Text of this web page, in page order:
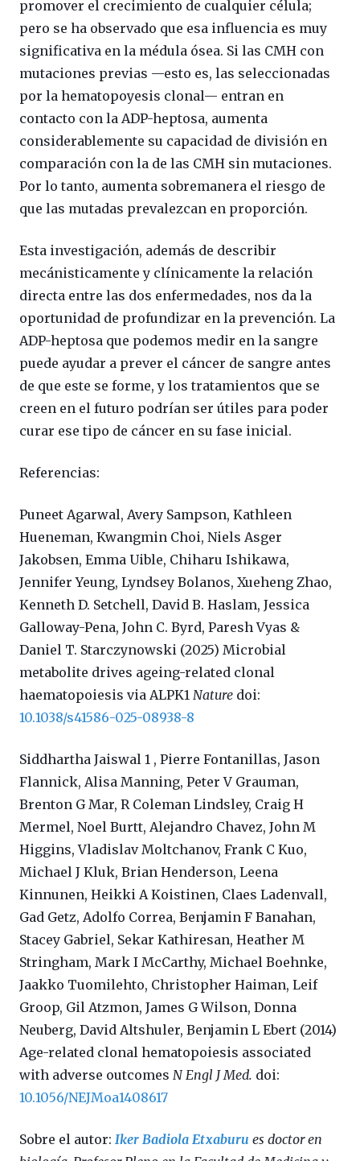
promover el crecimiento de cualquier célula;
pero se ha observado que esa influencia es muy
significativa en la médula ósea. Si las CMH con
mutaciones previas —esto es, las seleccionadas
por la hematopoyesis clonal— entran en
contacto con la ADP-heptosa, aumenta
considerablemente su capacidad de división en
comparación con la de las CMH sin mutaciones.
Por lo tanto, aumenta sobremanera el riesgo de
que las mutadas prevalezcan en proporción.
Esta investigación, además de describir
mecánisticamente y clínicamente la relación
directa entre las dos enfermedades, nos da la
oportunidad de profundizar en la prevención. La
ADP-heptosa que podemos medir en la sangre
puede ayudar a prever el cáncer de sangre antes
de que este se forme, y los tratamientos que se
creen en el futuro podrían ser útiles para poder
curar ese tipo de cáncer en su fase inicial.
Referencias:
Puneet Agarwal, Avery Sampson, Kathleen
Hueneman, Kwangmin Choi, Niels Asger
Jakobsen, Emma Uible, Chiharu Ishikawa,
Jennifer Yeung, Lyndsey Bolanos, Xueheng Zhao,
Kenneth D. Setchell, David B. Haslam, Jessica
Galloway-Pena, John C. Byrd, Paresh Vyas &
Daniel T. Starczynowski (2025) Microbial
metabolite drives ageing-related clonal
haematopoiesis via ALPK1 Nature doi:
10.1038/s41586-025-08938-8
Siddhartha Jaiswal 1 , Pierre Fontanillas, Jason
Flannick, Alisa Manning, Peter V Grauman,
Brenton G Mar, R Coleman Lindsley, Craig H
Mermel, Noel Burtt, Alejandro Chavez, John M
Higgins, Vladislav Moltchanov, Frank C Kuo,
Michael J Kluk, Brian Henderson, Leena
Kinnunen, Heikki A Koistinen, Claes Ladenvall,
Gad Getz, Adolfo Correa, Benjamin F Banahan,
Stacey Gabriel, Sekar Kathiresan, Heather M
Stringham, Mark I McCarthy, Michael Boehnke,
Jaakko Tuomilehto, Christopher Haiman, Leif
Groop, Gil Atzmon, James G Wilson, Donna
Neuberg, David Altshuler, Benjamin L Ebert (2014)
Age-related clonal hematopoiesis associated
with adverse outcomes N Engl J Med. doi:
10.1056/NEJMoa1408617
Sobre el autor: Iker Badiola Etxaburu es doctor en